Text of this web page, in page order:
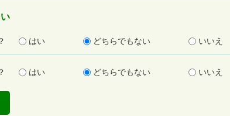
？ はい どちらでもない いいえ
？ はい どちらでもない いいえ